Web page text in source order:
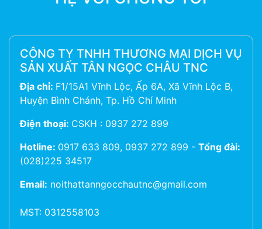
CÔNG TY TNHH THƯƠNG MẠI DỊCH VỤ
SẢN XUẤT TÂN NGỌC CHÂU TNC
Địa chỉ: F1/15A1 Vĩnh Lộc, Ấp 6A, Xã Vĩnh Lộc B,
Huyện Bình Chánh, Tp. Hồ Chí Minh
Điện thoại: CSKH : 0937 272 899
Hotline: 0917 633 809, 0937 272 899 - Tổng đài:
(028)225 34517
Email: noithattanngocchautnc@gmail.com
MST: 0312558103